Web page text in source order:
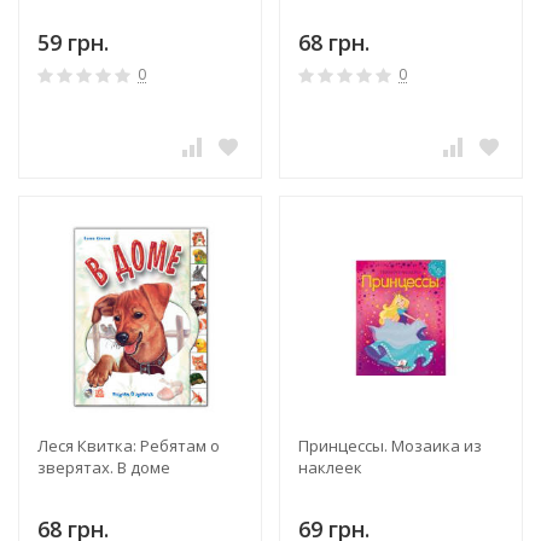
59 грн.
0
68 грн.
0
Леся Квитка: Ребятам о
зверятах. В доме
68 грн.
Принцессы. Мозаика из
наклеек
69 грн.